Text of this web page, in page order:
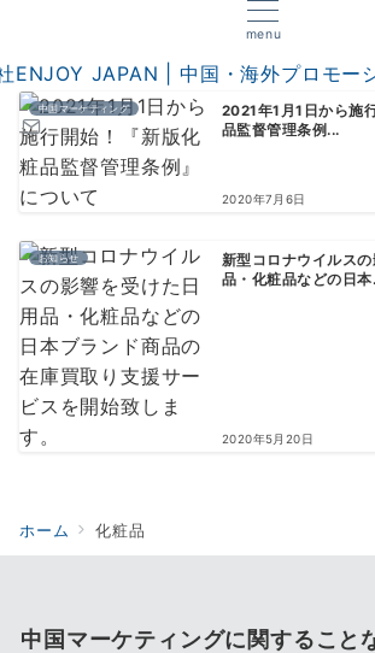
menu
中国マーケティング
2021年1月1日から施
品監督管理条例...
2020年7月6日
お知らせ
新型コロナウイルス
品・化粧品などの日本
2020年5月20日
ホーム 化粧品
中国マーケティングに関すること